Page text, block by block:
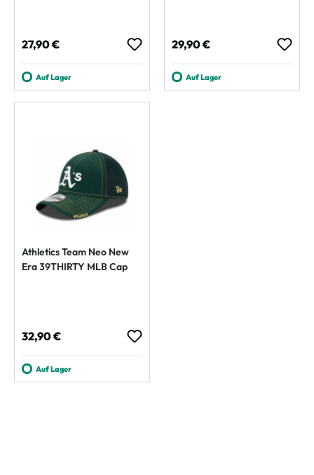
Regulärer Preis:
27,90 €
Auf Lager
Regulärer Preis:
29,90 €
Auf Lager
Athletics Team Neo New
Era 39THIRTY MLB Cap
Regulärer Preis:
32,90 €
Auf Lager